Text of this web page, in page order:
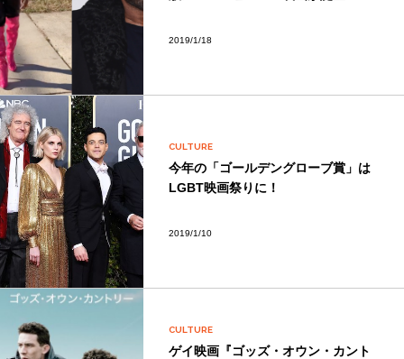
2019/1/18
CULTURE
今年の「ゴールデングローブ賞」は
LGBT映画祭りに！
2019/1/10
CULTURE
ゲイ映画『ゴッズ・オウン・カント